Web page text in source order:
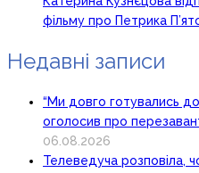
фільму про Петрика
Недавні записи
“Ми довго готувались
оголосив про
06.08.2026
Телеведуча розповіла,